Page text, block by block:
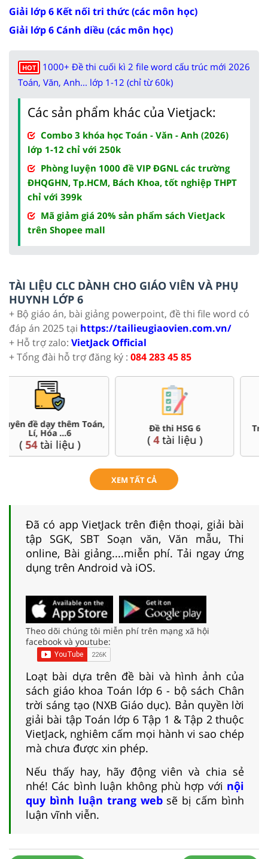
Giải lớp 6 Kết nối tri thức (các môn học)
Giải lớp 6 Cánh diều (các môn học)
HOT
1000+ Đề thi cuối kì 2 file word cấu trúc mới 2026
Toán, Văn, Anh... lớp 1-12 (chỉ từ 60k)
Các sản phẩm khác của Vietjack:
Combo 3 khóa học Toán - Văn - Anh (2026)
lớp 1-12 chỉ với 250k
Phòng luyện 1000 đề VIP ĐGNL các trường
ĐHQGHN, Tp.HCM, Bách Khoa, tốt nghiệp THPT
chỉ với 399k
Mã giảm giá 20% sản phẩm sách VietJack
trên Shopee mall
TÀI LIỆU CLC DÀNH CHO GIÁO VIÊN VÀ PHỤ
HUYNH LỚP 6
+ Bộ giáo án, bài giảng powerpoint, đề thi file word có
đáp án 2025 tại https://tailieugiaovien.com.vn/
+ Hỗ trợ zalo: VietJack Official
+ Tổng đài hỗ trợ đăng ký : 084 283 45 85
Đề thi HSG 6
(4tài liệu )
Trắc nghiệm đúng sai 6
(26tài liệu )
XEM TẤT CẢ
Đã có app VietJack trên điện thoại, giải bài
tập SGK, SBT Soạn văn, Văn mẫu, Thi
online, Bài giảng....miễn phí. Tải ngay ứng
dụng trên Android và iOS.
Theo dõi chúng tôi miễn phí trên mạng xã hội
facebook và youtube:
Loạt bài dựa trên đề bài và hình ảnh của
sách giáo khoa Toán lớp 6 - bộ sách Chân
trời sáng tạo (NXB Giáo dục). Bản quyền lời
giải bài tập Toán lớp 6 Tập 1 & Tập 2 thuộc
VietJack, nghiêm cấm mọi hành vi sao chép
mà chưa được xin phép.
Nếu thấy hay, hãy động viên và chia sẻ
nhé! Các bình luận không phù hợp với nội
quy bình luận trang websẽ bị cấm bình
luận vĩnh viễn.